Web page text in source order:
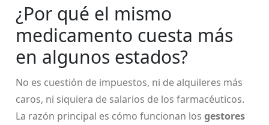
¿Por qué el mismo
medicamento cuesta más
en algunos estados?
No es cuestión de impuestos, ni de alquileres más
caros, ni siquiera de salarios de los farmacéuticos.
La razón principal es cómo funcionan los gestores